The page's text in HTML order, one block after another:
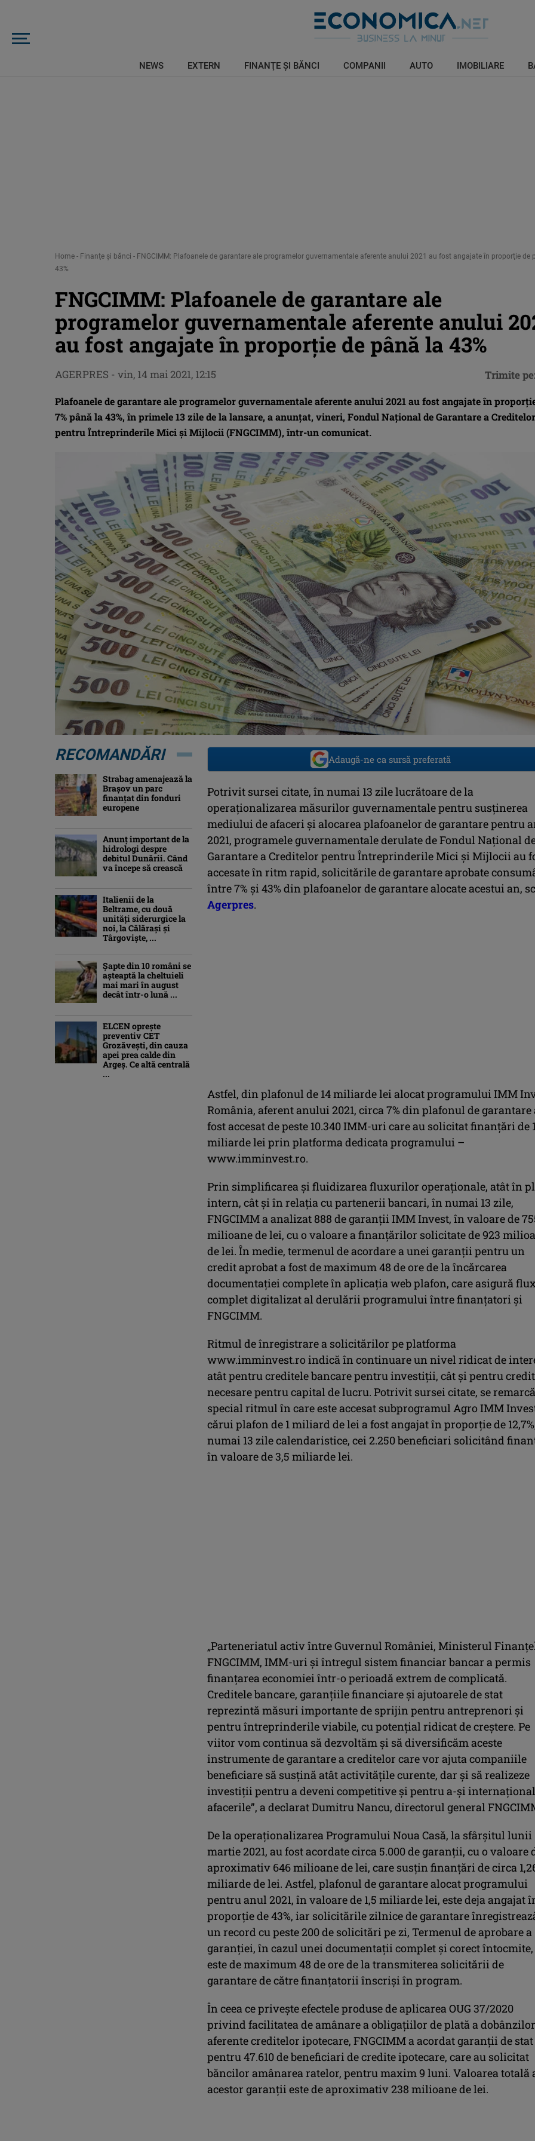
NEWS EXTERN FINANŢE ŞI BĂNCI COMPANII AUTO IMOBILIARE
Home - Finanţe şi bănci - FNGCIMM: Plafoanele de garantare ale programelor guvernamentale aferente anului 2021 au fost angajate în proporţie de
43%
FNGCIMM: Plafoanele de garantare ale
programelor guvernamentale aferente anului
au fost angajate în proporţie de până la 43%
Plafoanele de garantare ale programelor guvernamentale aferente anului 2021 au fost angajate în
7% până la 43%, în primele 13 zile de la lansare, a anunţat, vineri, Fondul Naţional de Garantare a Creditelor
pentru Întreprinderile Mici şi Mijlocii (FNGCIMM), într-un comunicat.
AGERPRES - vin, 14 mai 2021, 12:15 Trimite pe:
Adaugă-ne ca sursă preferată
Potrivit sursei citate, în numai 13 zile lucrătoare de la
operaţionalizarea măsurilor guvernamentale pentru susţinerea
mediului de afaceri şi alocarea plafoanelor de garantare pentru
2021, programele guvernamentale derulate de Fondul Naţional
Garantare a Creditelor pentru Întreprinderile Mici şi Mijlocii au
accesate în ritm rapid, solicitările de garantare aprobate
între 7% şi 43% din plafoanelor de garantare alocate acestui an,
Agerpres.
Astfel, din plafonul de 14 miliarde lei alocat programului IMM
România, aferent anului 2021, circa 7% din plafonul de garantare
fost accesat de peste 10.340 IMM-uri care au solicitat finanţări de
miliarde lei prin platforma dedicata programului –
www.imminvest.ro.
Prin simplificarea şi fluidizarea fluxurilor operaţionale, atât în
intern, cât şi în relaţia cu partenerii bancari, în numai 13 zile,
FNGCIMM a analizat 888 de garanţii IMM Invest, în valoare de
milioane de lei, cu o valoare a finanţărilor solicitate de 923
de lei. În medie, termenul de acordare a unei garanţii pentru un
credit aprobat a fost de maximum 48 de ore de la încărcarea
documentaţiei complete în aplicaţia web plafon, care asigură
complet digitalizat al derulării programului între finanţatori şi
FNGCIMM.
Ritmul de înregistrare a solicitărilor pe platforma
www.imminvest.ro indică în continuare un nivel ridicat de
atât pentru creditele bancare pentru investiţii, cât şi pentru
necesare pentru capital de lucru. Potrivit sursei citate, se
special ritmul în care este accesat subprogramul Agro IMM
cărui plafon de 1 miliard de lei a fost angajat în proporţie de
numai 13 zile calendaristice, cei 2.250 beneficiari solicitând
în valoare de 3,5 miliarde lei.
„Parteneriatul activ între Guvernul României, Ministerul
FNGCIMM, IMM-uri şi întregul sistem financiar bancar a permis
finanţarea economiei într-o perioadă extrem de complicată.
Creditele bancare, garanţiile financiare şi ajutoarele de stat
reprezintă măsuri importante de sprijin pentru antreprenori şi
pentru întreprinderile viabile, cu potenţial ridicat de creştere. Pe
viitor vom continua să dezvoltăm şi să diversificăm aceste
instrumente de garantare a creditelor care vor ajuta companiile
beneficiare să susţină atât activităţile curente, dar şi să realizeze
investiţii pentru a deveni competitive şi pentru a-şi
afacerile”, a declarat Dumitru Nancu, directorul general
De la operaţionalizarea Programului Noua Casă, la sfârşitul lunii
martie 2021, au fost acordate circa 5.000 de garanţii, cu o valoare
aproximativ 646 milioane de lei, care susţin finanţări de circa
miliarde de lei. Astfel, plafonul de garantare alocat programului
pentru anul 2021, în valoare de 1,5 miliarde lei, este deja angajat
proporţie de 43%, iar solicitările zilnice de garantare
un record cu peste 200 de solicitări pe zi, Termenul de aprobare a
garanţiei, în cazul unei documentaţii complet şi corect întocmite,
este de maximum 48 de ore de la transmiterea solicitării de
garantare de către finanţatorii înscrişi în program.
În ceea ce priveşte efectele produse de aplicarea OUG 37/2020
privind facilitatea de amânare a obligaţiilor de plată a dobânzilor
aferente creditelor ipotecare, FNGCIMM a acordat garanţii de stat
pentru 47.610 de beneficiari de credite ipotecare, care au solicitat
băncilor amânarea ratelor, pentru maxim 9 luni. Valoarea totală
acestor garanţii este de aproximativ 238 milioane de lei.
RECOMANDĂRI
Strabag amenajează la
Brașov un parc
finanțat din fonduri
europene
Anunț important de la
hidrologi despre
debitul Dunării. Când
va începe să crească
Italienii de la
Beltrame, cu două
unități siderurgice la
noi, la Călărași și
Târgoviște, ...
Şapte din 10 români se
aşteaptă la cheltuieli
mai mari în august
decât într-o lună ...
ELCEN oprește
preventiv CET
Grozăvești, din cauza
apei prea calde din
Argeș. Ce altă centrală
...